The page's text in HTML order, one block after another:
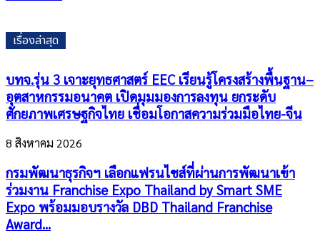
เรื่องล่าสุด
บทจ.รุ่น 3 เจาะยุทธศาสตร์ EEC เรียนรู้โครงสร้างพื้นฐาน–
อุตสาหกรรมอนาคต เปิดมุมมองการลงทุน ยกระดับ
ศักยภาพเศรษฐกิจไทย เชื่อมโอกาสความร่วมมือไทย-จีน
8 สิงหาคม 2026
กรมพัฒนาธุรกิจฯ เลือกแฟรนไชส์ที่ผ่านการพัฒนาเข้า
ร่วมงาน Franchise Expo Thailand by Smart SME
Expo พร้อมมอบรางวัล DBD Thailand Franchise
Award...